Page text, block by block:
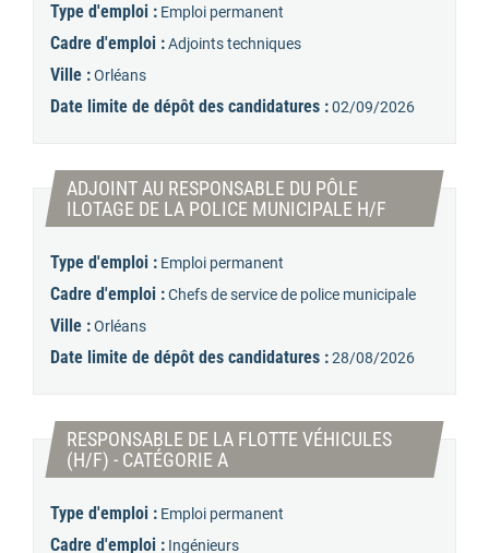
Type d'emploi : Emploi permanent
Cadre d'emploi :Adjoints techniques
Ville :Orléans
Date limite de dépôt des candidatures :02/09/2026
ADJOINT AU RESPONSABLE DU PÔLE
ILOTAGE DE LA POLICE MUNICIPALE H/F (Nouvelle
Type d'emploi : Emploi permanent
Cadre d'emploi :Chefs de service de police municipale
Ville :Orléans
Date limite de dépôt des candidatures :28/08/2026
RESPONSABLE DE LA FLOTTE VÉHICULES
(H/F) - CATÉGORIE A(Nouvelle fenêtre)
Type d'emploi : Emploi permanent
Cadre d'emploi : Ingénieurs